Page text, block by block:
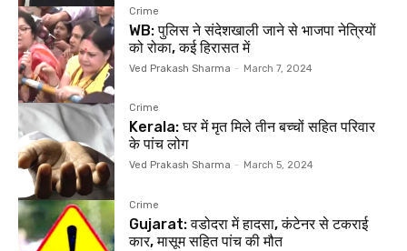
Crime
WB: पुलिस ने संदेशखाली जाने से भाजपा नेत्रियों
को रोका, कई हिरासत में
Ved Prakash Sharma - March 7, 2024
Crime
Kerala: घर में मृत मिले तीन बच्चों सहित परिवार
के पांच लोग
Ved Prakash Sharma - March 5, 2024
Crime
Gujarat: वडोदरा में हादसा, कंटेनर से टकराई
कार, मासूम सहित पांच की मौत